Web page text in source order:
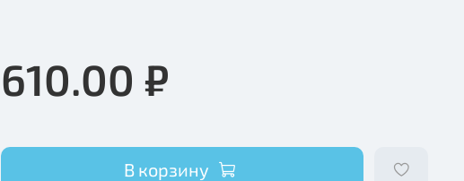
610.00 ₽
В корзину